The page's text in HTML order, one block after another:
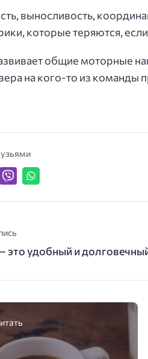
выносливость,
которые теряются,
общие моторные
на кого-то из команды
это удобный и